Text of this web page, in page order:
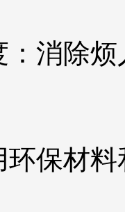
消除
保材